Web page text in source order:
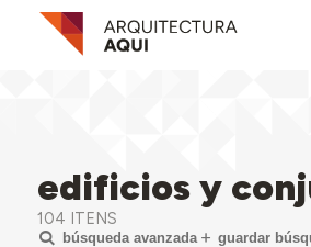
edificios y
104 ITENS
búsqueda avanzada
guardar